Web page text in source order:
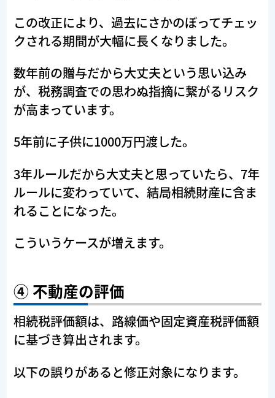
この改正により、過去にさかのぼってチェッ
クされる期間が大幅に長くなりました。
数年前の贈与だから大丈夫という思い込み
が、税務調査での思わぬ指摘に繋がるリスク
が高まっています。
5年前に子供に1000万円渡した。
3年ルールだから大丈夫と思っていたら、7年
ルールに変わっていて、結局相続財産に含ま
れることになった。
こういうケースが増えます。
④ 不動産の評価
相続税評価額は、路線価や固定資産税評価額
に基づき算出されます。
以下の誤りがあると修正対象になります。